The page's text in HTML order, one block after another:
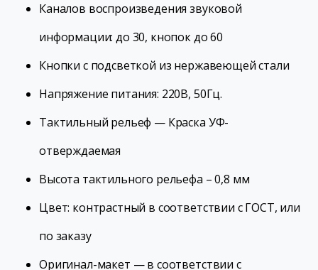
Каналов воспроизведения звуковой
информации: до 30, кнопок до 60
Кнопки с подсветкой из нержавеющей стали
Напряжение питания: 220В, 50Гц.
Тактильный рельеф — Краска УФ-
отверждаемая
Высота тактильного рельефа – 0,8 мм
Цвет: контрастный в соответствии с ГОСТ, или
по заказу
Оригинал-макет — в соответствии с